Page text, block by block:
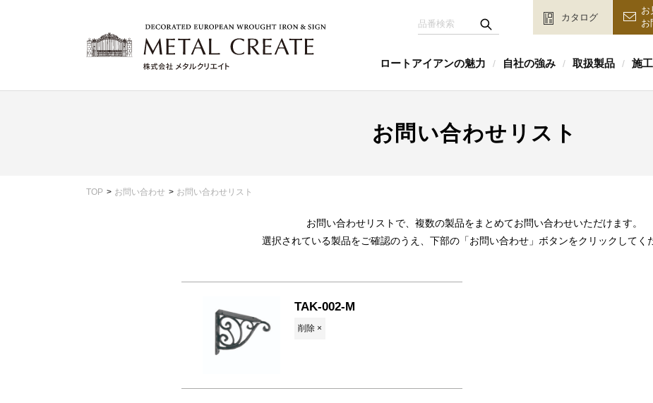
カタログ
お
お
ロートアイアンの魅力 / 自社の強み / 取扱製品 / 施
お問い合わせリスト
TOP お問い合わせ お問い合わせリスト
お問い合わせリストで、複数の製品をまとめてお問い合わせいただけます。
選択されている製品をご確認のうえ、下部の「お問い合わせ」ボタンをクリックしてく
TAK-002-M
削除 ×